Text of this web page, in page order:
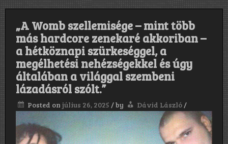
„A Womb szellemisége – mint több
más hardcore zenekaré akkoriban –
a hétköznapi szürkeséggel, a
megélhetési nehézségekkel és úgy
általában a világgal szembeni
lázadásról szólt.”
Posted on július 26, 2025 /by Dávid László/